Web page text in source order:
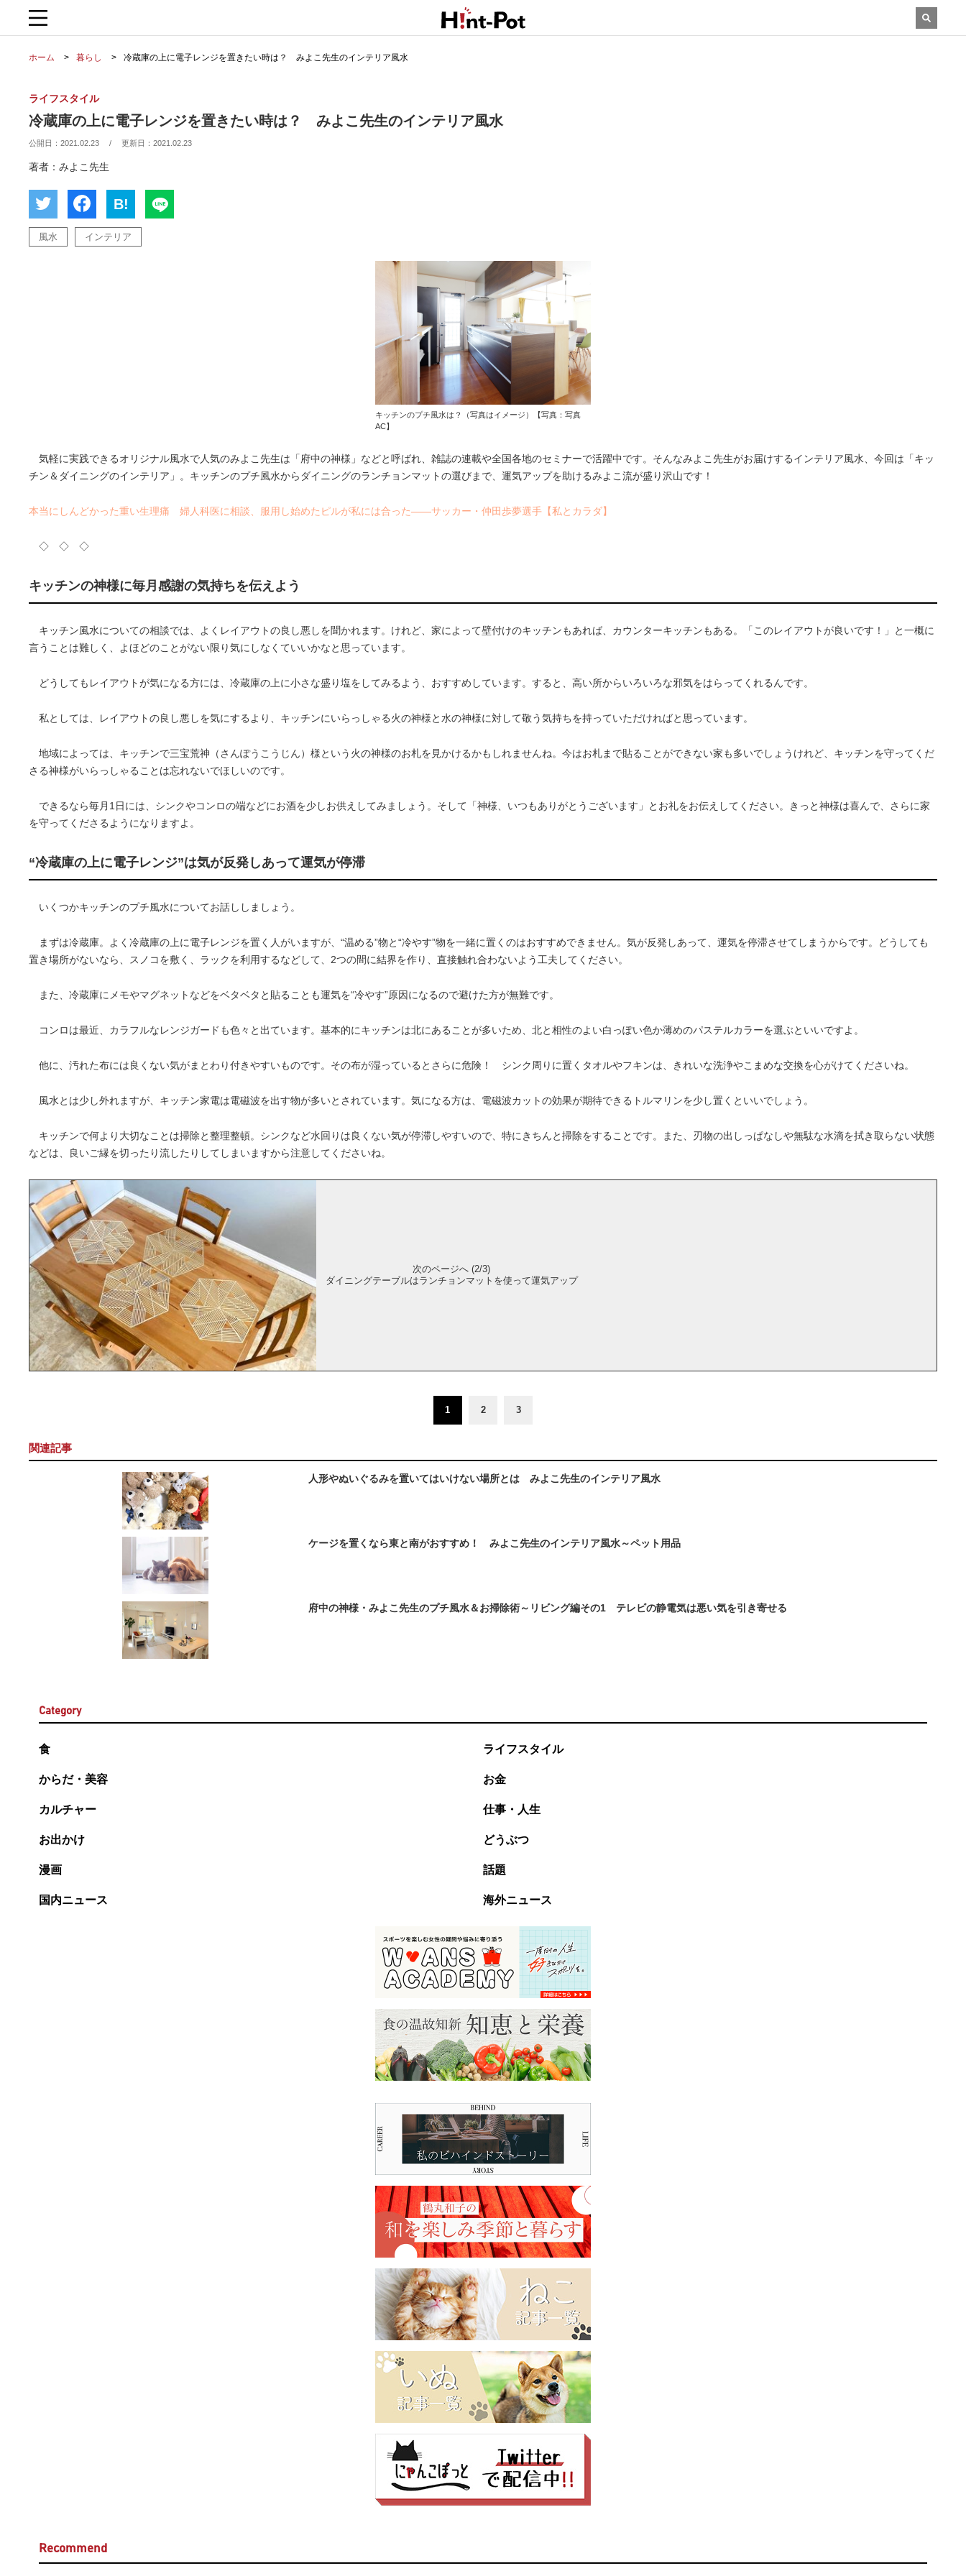
ホーム 暮らし 冷蔵庫の上に電子レンジを置きたい時は？ みよこ先生のインテリア風水
ライフスタイル
冷蔵庫の上に電子レンジを置きたい時は？ みよこ先生のインテリア風水
公開日：2021.02.23 / 更新日：2021.02.23
著者：みよこ先生
B!
風水 インテリア
キッチンのプチ風水は？（写真はイメージ）【写真：写真
AC】
気軽に実践できるオリジナル風水で人気のみよこ先生は「府中の神様」などと呼ばれ、雑誌の連載や全国各地のセミナーで活躍中です。そんなみよこ先生がお届けするインテリア風水、今回は「キッ
チン＆ダイニングのインテリア」。キッチンのプチ風水からダイニングのランチョンマットの選びまで、運気アップを助けるみよこ流が盛り沢山です！
本当にしんどかった重い生理痛 婦人科医に相談、服用し始めたピルが私には合った――サッカー・仲田歩夢選手【私とカラダ】
◇ ◇ ◇
キッチンの神様に毎月感謝の気持ちを伝えよう
キッチン風水についての相談では、よくレイアウトの良し悪しを聞かれます。けれど、家によって壁付けのキッチンもあれば、カウンターキッチンもある。「このレイアウトが良いです！」と一概に
言うことは難しく、よほどのことがない限り気にしなくていいかなと思っています。
どうしてもレイアウトが気になる方には、冷蔵庫の上に小さな盛り塩をしてみるよう、おすすめしています。すると、高い所からいろいろな邪気をはらってくれるんです。
私としては、レイアウトの良し悪しを気にするより、キッチンにいらっしゃる火の神様と水の神様に対して敬う気持ちを持っていただければと思っています。
地域によっては、キッチンで三宝荒神（さんぽうこうじん）様という火の神様のお札を見かけるかもしれませんね。今はお札まで貼ることができない家も多いでしょうけれど、キッチンを守ってくだ
さる神様がいらっしゃることは忘れないでほしいのです。
できるなら毎月1日には、シンクやコンロの端などにお酒を少しお供えしてみましょう。そして「神様、いつもありがとうございます」とお礼をお伝えしてください。きっと神様は喜んで、さらに家
を守ってくださるようになりますよ。
“冷蔵庫の上に電子レンジ”は気が反発しあって運気が停滞
いくつかキッチンのプチ風水についてお話ししましょう。
まずは冷蔵庫。よく冷蔵庫の上に電子レンジを置く人がいますが、“温める”物と“冷やす”物を一緒に置くのはおすすめできません。気が反発しあって、運気を停滞させてしまうからです。どうしても
置き場所がないなら、スノコを敷く、ラックを利用するなどして、2つの間に結界を作り、直接触れ合わないよう工夫してください。
また、冷蔵庫にメモやマグネットなどをベタベタと貼ることも運気を“冷やす”原因になるので避けた方が無難です。
コンロは最近、カラフルなレンジガードも色々と出ています。基本的にキッチンは北にあることが多いため、北と相性のよい白っぽい色か薄めのパステルカラーを選ぶといいですよ。
他に、汚れた布には良くない気がまとわり付きやすいものです。その布が湿っているとさらに危険！ シンク周りに置くタオルやフキンは、きれいな洗浄やこまめな交換を心がけてくださいね。
風水とは少し外れますが、キッチン家電は電磁波を出す物が多いとされています。気になる方は、電磁波カットの効果が期待できるトルマリンを少し置くといいでしょう。
キッチンで何より大切なことは掃除と整理整頓。シンクなど水回りは良くない気が停滞しやすいので、特にきちんと掃除をすることです。また、刃物の出しっぱなしや無駄な水滴を拭き取らない状態
などは、良いご縁を切ったり流したりしてしまいますから注意してくださいね。
次のページへ (2/3)
ダイニングテーブルはランチョンマットを使って運気アップ
1 2 3
関連記事
人形やぬいぐるみを置いてはいけない場所とは みよこ先生のインテリア風水
ケージを置くなら東と南がおすすめ！ みよこ先生のインテリア風水～ペット用品
府中の神様・みよこ先生のプチ風水＆お掃除術～リビング編その1 テレビの静電気は悪い気を引き寄せる
Category
食 ライフスタイル
からだ・美容 お金
カルチャー 仕事・人生
お出かけ どうぶつ
漫画 話題
国内ニュース 海外ニュース
Recommend